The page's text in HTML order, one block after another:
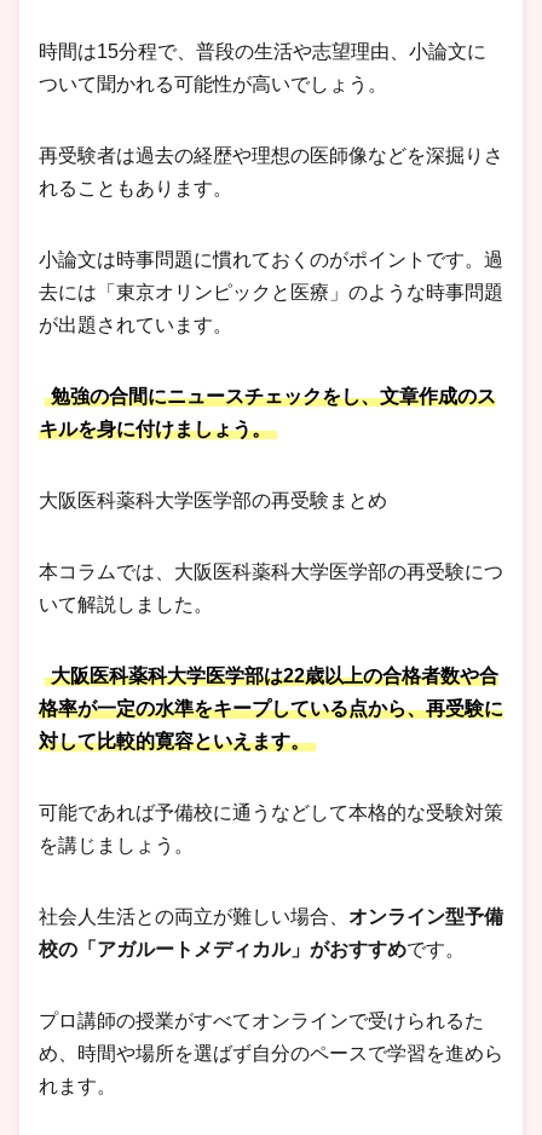
時間は15分程で、普段の生活や志望理由、小論文に
ついて聞かれる可能性が高いでしょう。
再受験者は過去の経歴や理想の医師像などを深掘りさ
れることもあります。
小論文は時事問題に慣れておくのがポイントです。過
去には「東京オリンピックと医療」のような時事問題
が出題されています。
勉強の合間にニュースチェックをし、文章作成のス
キルを身に付けましょう。
大阪医科薬科大学医学部の再受験まとめ
本コラムでは、大阪医科薬科大学医学部の再受験につ
いて解説しました。
大阪医科薬科大学医学部は22歳以上の合格者数や合
格率が一定の水準をキープしている点から、再受験に
対して比較的寛容といえます。
可能であれば予備校に通うなどして本格的な受験対策
を講じましょう。
社会人生活との両立が難しい場合、 オンライン型予備
校の「アガルートメディカル」がおすすめです。
プロ講師の授業がすべてオンラインで受けられるた
め、時間や場所を選ばず自分のペースで学習を進めら
れます。